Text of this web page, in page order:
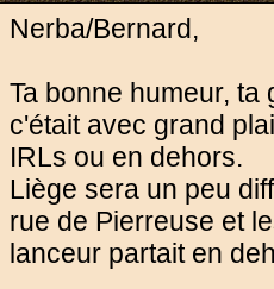
Nerba/Bernard,
Ta bonne humeur,
c'était avec grand
IRLs ou en dehors.
Liège sera un peu
rue de Pierreuse et
lanceur partait en